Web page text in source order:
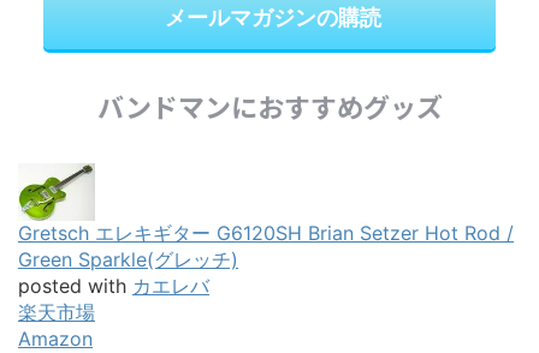
メールマガジンの購読
バンドマンにおすすめグッズ
Gretsch エレキギター G6120SH Brian Setzer Hot Rod /
Green Sparkle(グレッチ)
posted with カエレバ
楽天市場
Amazon